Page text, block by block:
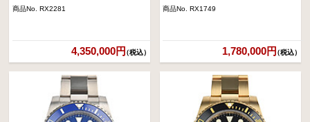
商品No. RX2281
4,350,000円（税込）
商品No. RX1749
1,780,000円（税込）